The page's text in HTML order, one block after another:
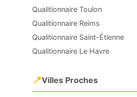
Qualitionnaire Toulon
Qualitionnaire Reims
Qualitionnaire Saint-Étienne
Qualitionnaire Le Havre
📍Villes Proches